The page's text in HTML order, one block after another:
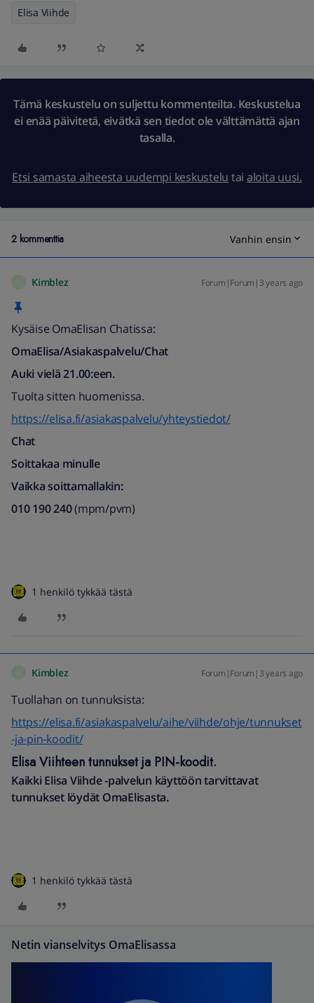
Elisa Viihde
Tämä keskustelu on suljettu kommenteilta. Keskustelua
ei enää päivitetä, eivätkä sen tiedot ole välttämättä ajan
tasalla.
Etsi samasta aiheesta uudempi keskustelu tai aloita uusi.
2 kommenttia Vanhin ensin
Kimblez Forum|Forum|3 years ago
Kysäise OmaElisan Chatissa:
OmaElisa/Asiakaspalvelu/Chat
Auki vielä 21.00:een.
Tuolta sitten huomenissa.
https://elisa.fi/asiakaspalvelu/yhteystiedot/
Chat
Soittakaa minulle
Vaikka soittamallakin:
010 190 240(mpm/pvm)​
1 henkilö tykkää tästä
Kimblez Forum|Forum|3 years ago
Tuollahan on tunnuksista:
https://elisa.fi/asiakaspalvelu/aihe/viihde/ohje/tunnukset
-ja-pin-koodit/
Elisa Viihteen tunnukset ja PIN-koodit.
Kaikki Elisa Viihde -palvelun käyttöön tarvittavat
tunnukset löydät OmaElisasta.
1 henkilö tykkää tästä
Netin vianselvitys OmaElisassa